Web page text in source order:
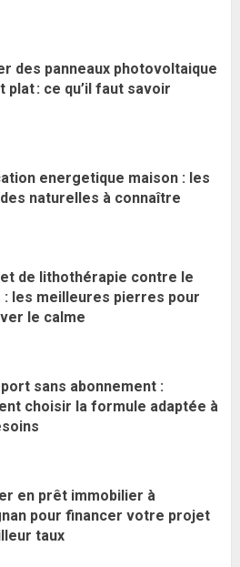
des panneaux photovoltaique
plat : ce qu’il faut savoir
energetique maison : les
naturelles à connaître
de lithothérapie contre le
les meilleures pierres pour
le calme
sans abonnement :
choisir la formule adaptée à
en prêt immobilier à
pour financer votre projet
taux